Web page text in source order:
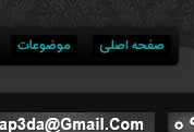
صفحه اصلی موضوعات